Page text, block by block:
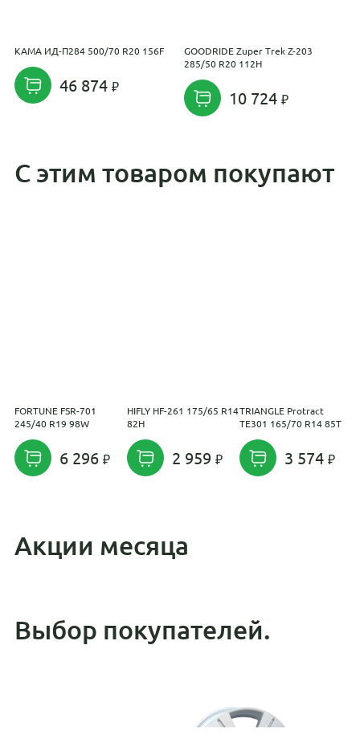
KAMA ИД-П284 500/70 R20 156F
46 874
GOODRIDE Zuper Trek Z-203
285/50 R20 112H
10 724
С этим товаром покупают
FORTUNE FSR-701
245/40 R19 98W
6 296
HIFLY HF-261 175/65 R14
82H
2 959
TRIANGLE Protract
TE301 165/70 R14 85T
3 574
Акции месяца
Выбор покупателей.